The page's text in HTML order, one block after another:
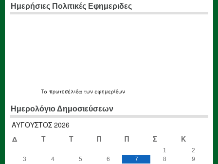
Ημερήσιες Πολιτικές Εφημεριδες
Τα πρωτοσέλιδα των εφημερίδων
Ημερολόγιο Δημοσιεύσεων
ΑΎΓΟΥΣΤΟΣ 2026
Δ
Τ Τ Π Π Σ Κ
1
2
3
4 5 6 7 8
9